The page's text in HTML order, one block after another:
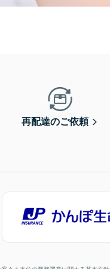
再配達のご依頼